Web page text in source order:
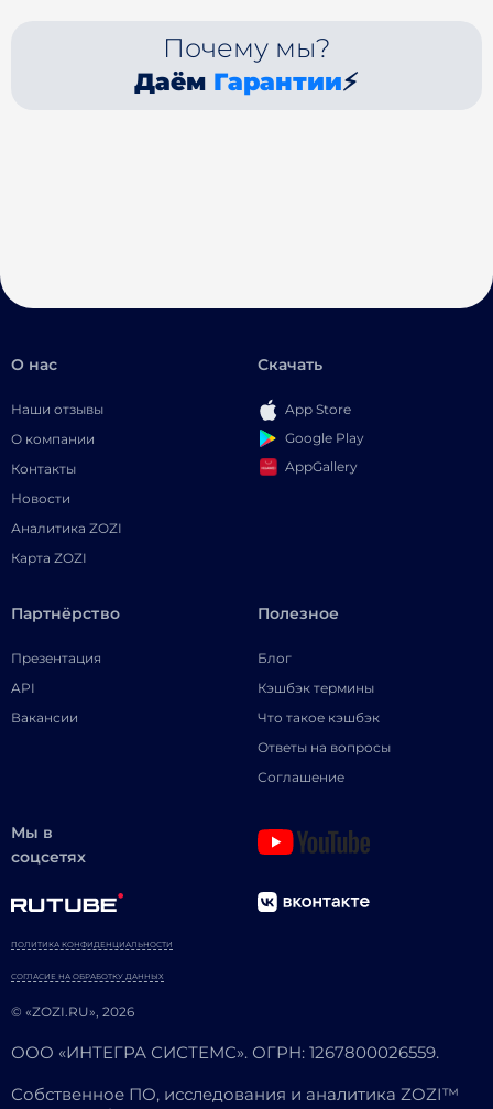
Почему мы?
Даём Гарантии⚡
О нас
Наши отзывы
О компании
Контакты
Новости
Аналитика ZOZI
Карта ZOZI
Скачать
App Store
Google Play
AppGallery
Партнёрство
Презентация
API
Вакансии
Полезное
Блог
Кэшбэк термины
Что такое кэшбэк
Ответы на вопросы
Соглашение
Мы в
соцсетях
© «ZOZI.RU», 2026
ПОЛИТИКА КОНФИДЕНЦИАЛЬНОСТИ
СОГЛАСИЕ НА ОБРАБОТКУ ДАННЫХ
ООО «ИНТЕГРА СИСТЕМС». ОГРН: 1267800026559.
Собственное ПО, исследования и аналитика ZOZI™